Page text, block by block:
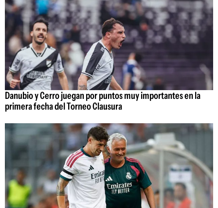
Danubio y Cerro juegan por puntos muy importantes en la
primera fecha del Torneo Clausura